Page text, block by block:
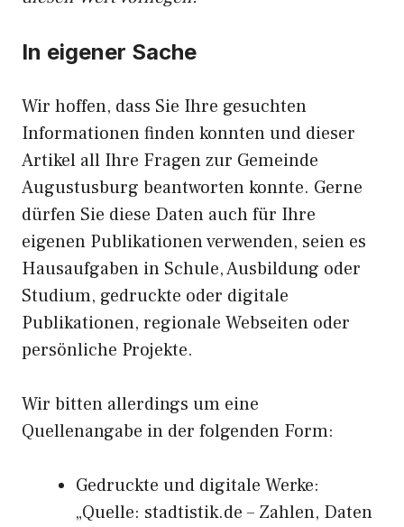
In eigener Sache
Wir hoffen, dass Sie Ihre gesuchten
Informationen finden konnten und dieser
Artikel all Ihre Fragen zur Gemeinde
Augustusburg beantworten konnte. Gerne
dürfen Sie diese Daten auch für Ihre
eigenen Publikationen verwenden, seien es
Hausaufgaben in Schule, Ausbildung oder
Studium, gedruckte oder digitale
Publikationen, regionale Webseiten oder
persönliche Projekte.
Wir bitten allerdings um eine
Quellenangabe in der folgenden Form:
Gedruckte und digitale Werke:
„Quelle: stadtistik.de – Zahlen, Daten